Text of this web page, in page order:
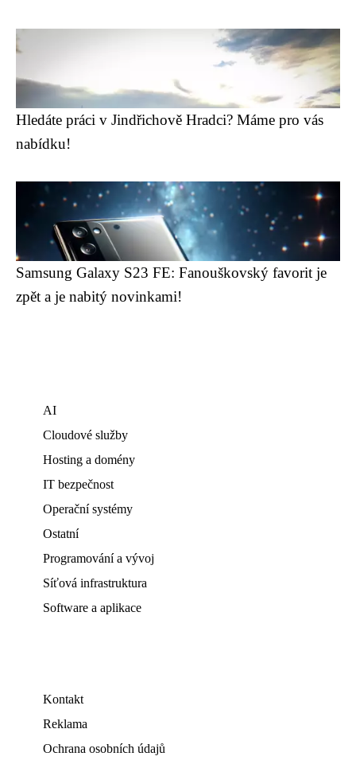
Hledáte práci v Jindřichově Hradci? Máme pro vás
nabídku!
Samsung Galaxy S23 FE: Fanouškovský favorit je
zpět a je nabitý novinkami!
AI
Cloudové služby
Hosting a domény
IT bezpečnost
Operační systémy
Ostatní
Programování a vývoj
Síťová infrastruktura
Software a aplikace
Kontakt
Reklama
Ochrana osobních údajů